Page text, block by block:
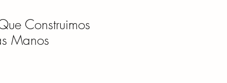
Construimos
Manos